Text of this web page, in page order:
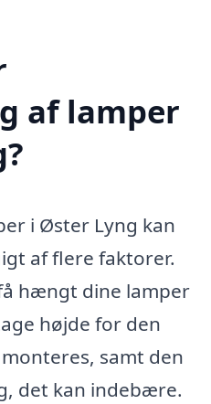
af lamper
i Øster Lyng kan
af flere faktorer.
hængt dine lamper
højde for den
samt den
det kan indebære.